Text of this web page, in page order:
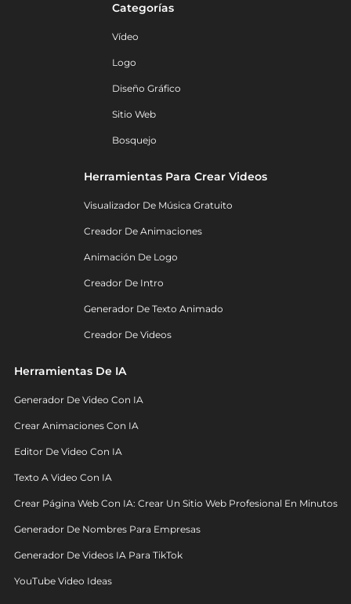
Categorías
Vídeo
Logo
Diseño Gráfico
Sitio Web
Bosquejo
Herramientas Para Crear Videos
Visualizador De Música Gratuito
Creador De Animaciones
Animación De Logo
Creador De Intro
Generador De Texto Animado
Creador De Videos
Herramientas De IA
Generador De Video Con IA
Crear Animaciones Con IA
Editor De Video Con IA
Texto A Video Con IA
Crear Página Web Con IA: Crear Un Sitio Web Profesional En Minutos
Generador De Nombres Para Empresas
Generador De Videos IA Para TikTok
YouTube Video Ideas